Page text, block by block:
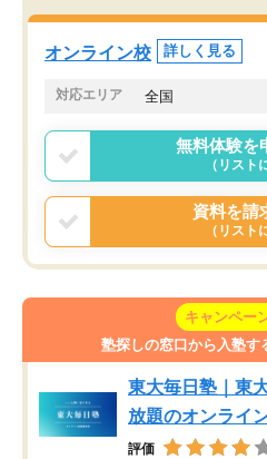
オンライン校 詳しく見る
対応エリア 全国
無料体験を
（リスト
資料を請
（リスト
キャンペー
塾探しの窓口から入塾す
東大毎日塾｜東
放題のオンライ
評価